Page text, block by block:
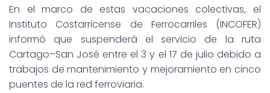
En el marco de estas vacaciones colectivas, el
Instituto Costarricense de Ferrocarriles (INCOFER)
informó que suspenderá el servicio de la ruta
Cartago–San José entre el 3 y el 17 de julio debido a
trabajos de mantenimiento y mejoramiento en cinco
puentes de la red ferroviaria.